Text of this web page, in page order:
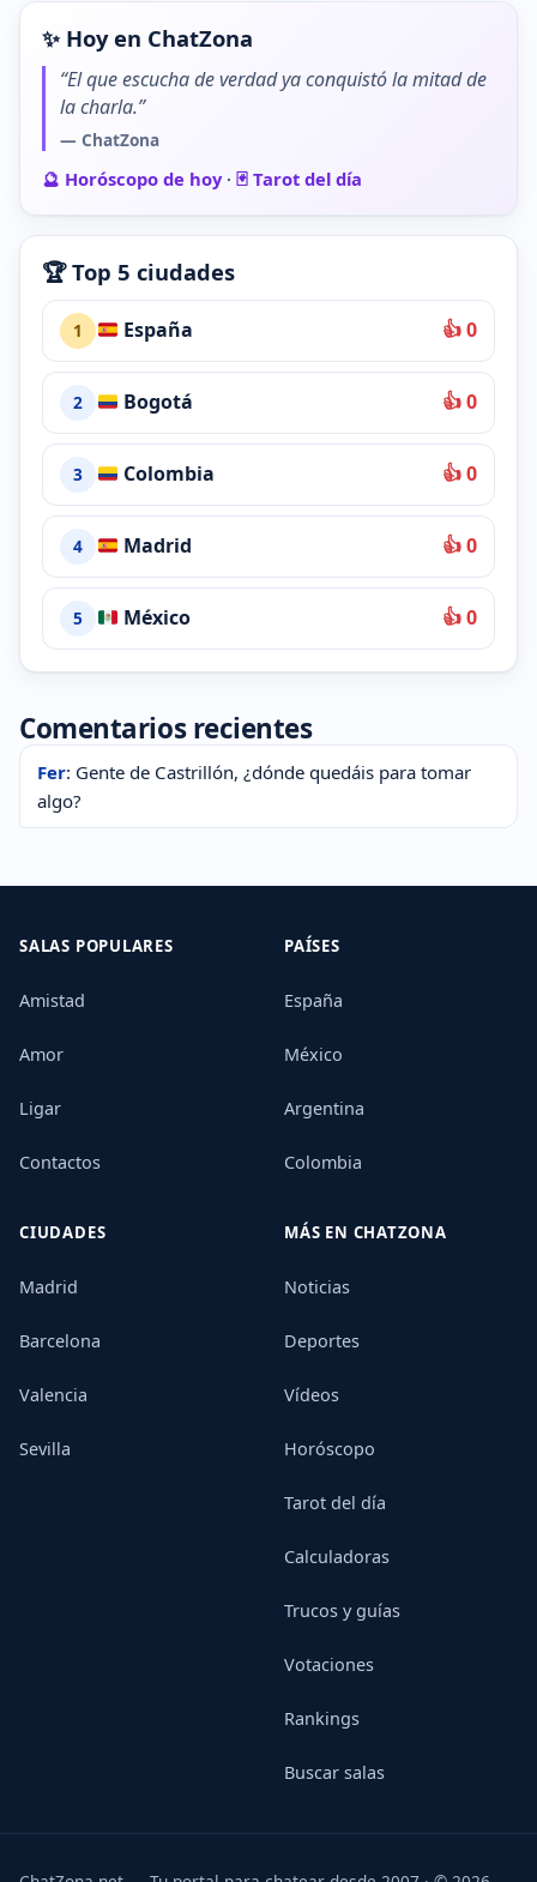
✨ Hoy en ChatZona
“El que escucha de verdad ya conquistó la mitad de
la charla.”
— ChatZona
🔮 Horóscopo de hoy· 🃏 Tarot del día
🏆 Top 5 ciudades
1 España 👍 0
2 Bogotá 👍 0
3 Colombia 👍 0
4 Madrid 👍 0
5 México 👍 0
Comentarios recientes
Fer: Gente de Castrillón, ¿dónde quedáis para tomar
algo?
SALAS POPULARES
Amistad
Amor
Ligar
Contactos
PAÍSES
España
México
Argentina
Colombia
CIUDADES
Madrid
Barcelona
Valencia
Sevilla
MÁS EN CHATZONA
Noticias
Deportes
Vídeos
Horóscopo
Tarot del día
Calculadoras
Trucos y guías
Votaciones
Rankings
Buscar salas